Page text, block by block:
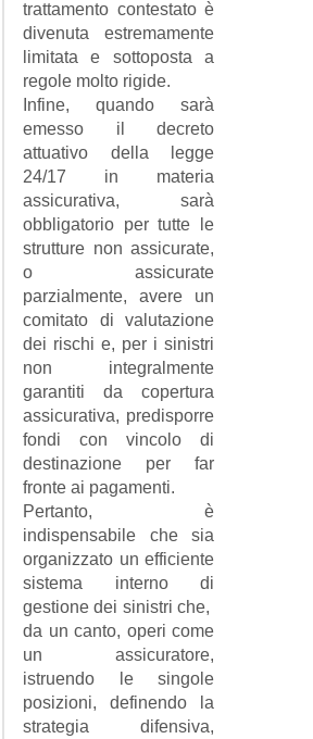
trattamento contestato è
divenuta estremamente
limitata e sottoposta a
regole molto rigide.
Infine, quando sarà
emesso il decreto
attuativo della legge
24/17 in materia
assicurativa, sarà
obbligatorio per tutte le
strutture non assicurate,
o assicurate
parzialmente, avere un
comitato di valutazione
dei rischi e, per i sinistri
non integralmente
garantiti da copertura
assicurativa, predisporre
fondi con vincolo di
destinazione per far
fronte ai pagamenti.
Pertanto, è
indispensabile che sia
organizzato un efficiente
sistema interno di
gestione dei sinistri che,
da un canto, operi come
un assicuratore,
istruendo le singole
posizioni, definendo la
strategia difensiva,